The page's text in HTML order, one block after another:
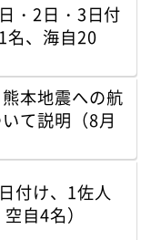
・2日・3日付
名、海自20
本地震への航
て説明（8月
付け、1佐人
自4名）